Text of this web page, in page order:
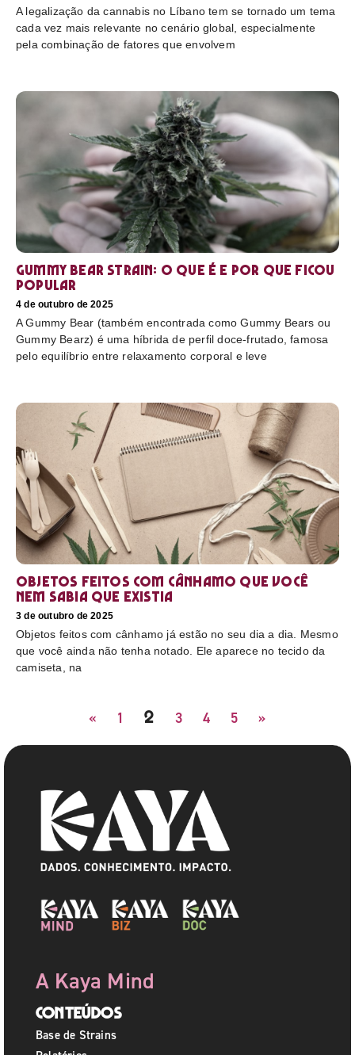
A legalização da cannabis no Líbano tem se tornado um tema
cada vez mais relevante no cenário global, especialmente
pela combinação de fatores que envolvem
Gummy Bear Strain: o que é e por que ficou
popular
4 de outubro de 2025
A Gummy Bear (também encontrada como Gummy Bears ou
Gummy Bearz) é uma híbrida de perfil doce-frutado, famosa
pelo equilíbrio entre relaxamento corporal e leve
Objetos feitos com cânhamo que você
nem sabia que existia
3 de outubro de 2025
Objetos feitos com cânhamo já estão no seu dia a dia. Mesmo
que você ainda não tenha notado. Ele aparece no tecido da
camiseta, na
« 1 2 3 4 5 »
A Kaya Mind
Conteúdos
Base de Strains